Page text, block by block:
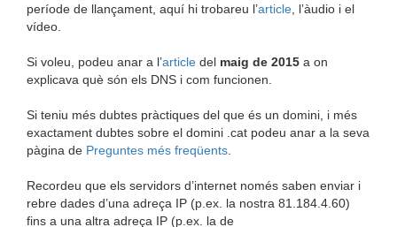
període de llançament, aquí hi trobareu l’article , l’àudio i el
vídeo.
Si voleu, podeu anar a l’article del maig de 2015 a on
explicava què són els DNS i com funcionen.
Si teniu més dubtes pràctiques del que és un domini, i més
exactament dubtes sobre el domini .cat podeu anar a la seva
pàgina de Preguntes més freqüents
Recordeu que els servidors d’internet només saben enviar i
rebre dades d’una adreça IP (p.ex. la nostra 81.184.4.60)
fins a una altra adreça IP (p.ex. la de